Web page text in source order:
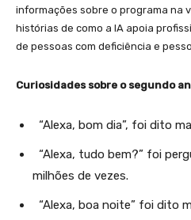
informações sobre o programa na
histórias de como a IA apoia
de pessoas com deficiência e
Curiosidades sobre o segundo
“Alexa, bom dia”, foi dito
“Alexa, tudo bem?” foi
milhões de vezes.
“Alexa, boa noite” foi dito